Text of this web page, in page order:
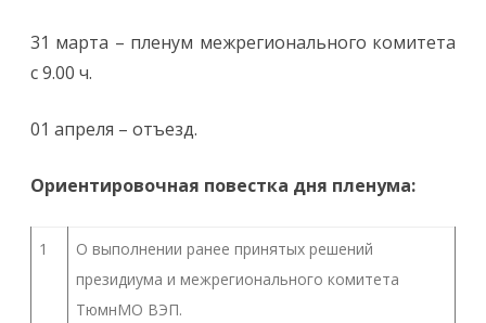
31 марта – пленум межрегионального комитета
с 9.00 ч.
01 апреля – отъезд.
Ориентировочная повестка дня пленума:
1
О выполнении ранее принятых решений
президиума и межрегионального комитета
ТюмнМО ВЭП.